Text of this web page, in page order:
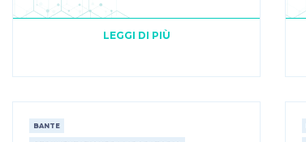
LEGGI DI PIÙ
BANTE